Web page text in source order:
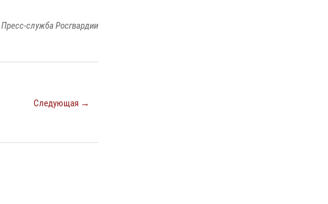
Пресс-служба Росгвардии
Следующая →